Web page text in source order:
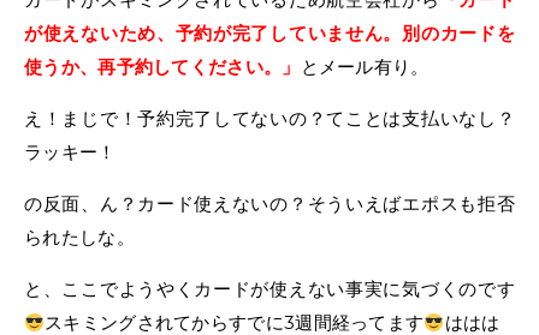
が使えないため、予約が完了していません。別のカードを
使うか、再予約してください。」 とメール有り。
え！まじで！予約完了してないの？てことは支払いなし？
ラッキー！
の反面、ん？カード使えないの？そういえばエポスも拒否
られたしな。
と、ここでようやくカードが使えない事実に気づくのです
スキミングされてからすでに3週間経ってます
ははは